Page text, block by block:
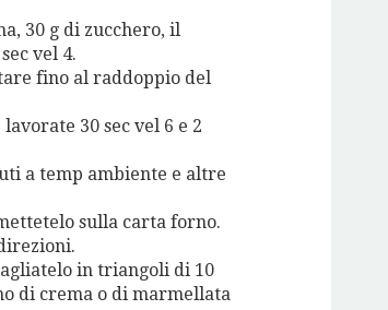
30 g di zucchero, il
vel 4.
fino al raddoppio del
30 sec vel 6 e 2
a temp ambiente e altre
sulla carta forno.
in triangoli di 10
di crema o di marmellata